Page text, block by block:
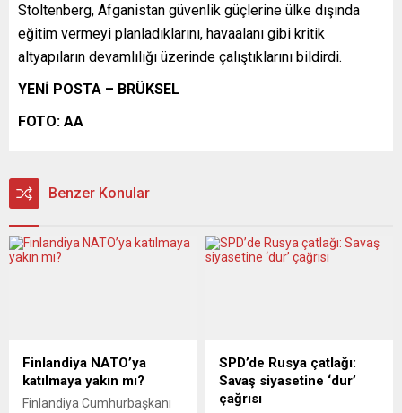
Stoltenberg, Afganistan güvenlik güçlerine ülke dışında
eğitim vermeyi planladıklarını, havaalanı gibi kritik
altyapıların devamlılığı üzerinde çalıştıklarını bildirdi.
YENİ POSTA – BRÜKSEL
FOTO: AA
Benzer Konular
Finlandiya NATO’ya
katılmaya yakın mı?
Finlandiya Cumhurbaşkanı
SPD’de Rusya çatlağı:
Savaş siyasetine ‘dur’
çağrısı